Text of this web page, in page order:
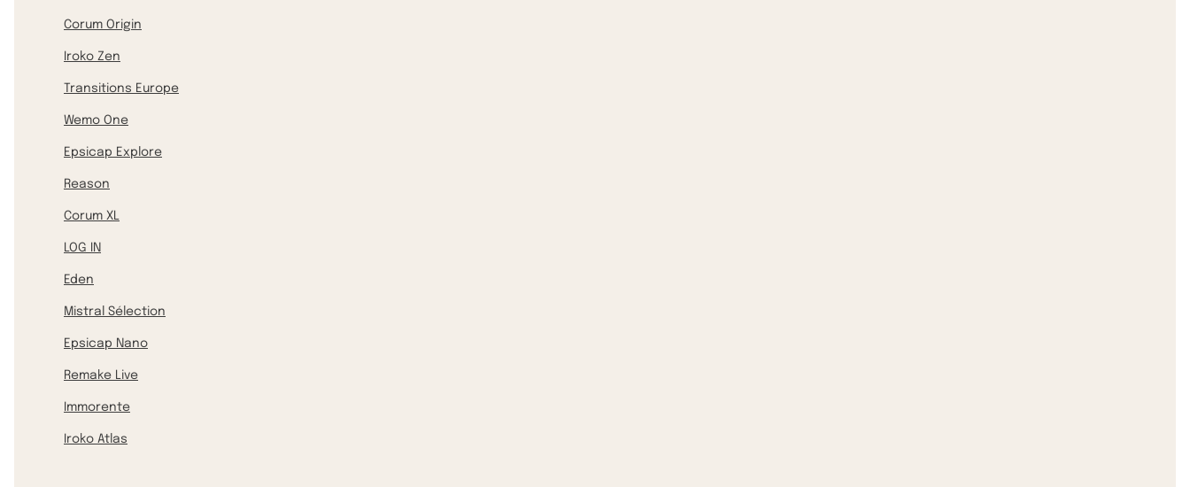
Corum Origin
Iroko Zen
Transitions Europe
Wemo One
Epsicap Explore
Reason
Corum XL
LOG IN
Eden
Mistral Sélection
Epsicap Nano
Remake Live
Immorente
Iroko Atlas